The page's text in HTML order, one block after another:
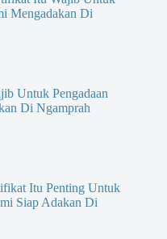
Mengadakan Di
Untuk Pengadaan
Di Ngamprah
Itu Penting Untuk
Siap Adakan Di